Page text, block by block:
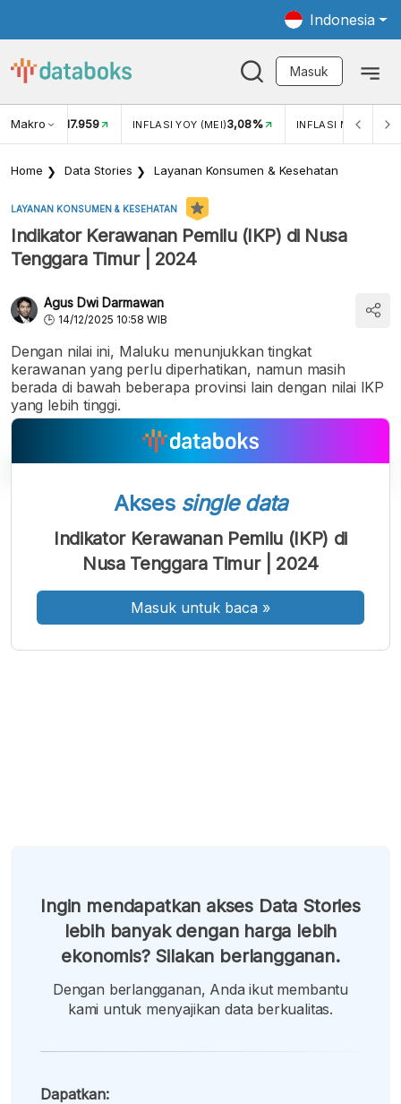
Indonesia
Masuk
Makro
USD/IDR 17.959 INFLASI YOY (MEI)3,08% INFLASI MOM (MEI)
Home Data Stories Layanan Konsumen & Kesehatan
LAYANAN KONSUMEN & KESEHATAN
Indikator Kerawanan Pemilu (IKP) di Nusa
Tenggara Timur | 2024
Agus Dwi Darmawan
14/12/2025 10:58 WIB
Dengan nilai ini, Maluku menunjukkan tingkat
kerawanan yang perlu diperhatikan, namun masih
berada di bawah beberapa provinsi lain dengan nilai IKP
yang lebih tinggi.
A
Font
Kecil
A
Font
Sedang
A
Font
Besar
Akses single data
Indikator Kerawanan Pemilu (IKP) di
Nusa Tenggara Timur | 2024
Masuk untuk baca »
Ingin mendapatkan akses Data Stories
lebih banyak dengan harga lebih
ekonomis? Silakan berlangganan.
Dengan berlangganan, Anda ikut membantu
kami untuk menyajikan data berkualitas.
Dapatkan: